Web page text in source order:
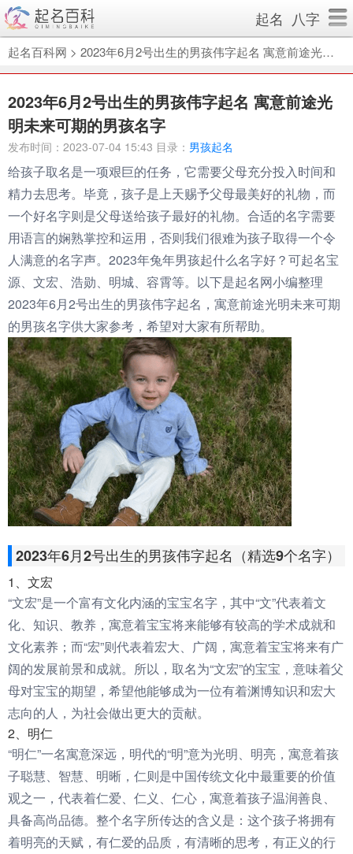
起名 八字
起名百科网 > 2023年6月2号出生的男孩伟字起名 寓意前途光明未来可期的男孩名字
2023年6月2号出生的男孩伟字起名 寓意前途光
明未来可期的男孩名字
发布时间：2023-07-04 15:43 目录： 男孩起名
给孩子取名是一项艰巨的任务，它需要父母充分投入时间和
精力去思考。毕竟，孩子是上天赐予父母最美好的礼物，而
一个好名字则是父母送给孩子最好的礼物。合适的名字需要
用语言的娴熟掌控和运用，否则我们很难为孩子取得一个令
人满意的名字声。2023年兔年男孩起什么名字好？可起名宝
源、文宏、浩勋、明城、容霄等。以下是起名网小编整理
2023年6月2号出生的男孩伟字起名，寓意前途光明未来可期
的男孩名字供大家参考，希望对大家有所帮助。
2023年6月2号出生的男孩伟字起名（精选9个名字）
1、文宏
“文宏”是一个富有文化内涵的宝宝名字，其中“文”代表着文
化、知识、教养，寓意着宝宝将来能够有较高的学术成就和
文化素养；而“宏”则代表着宏大、广阔，寓意着宝宝将来有广
阔的发展前景和成就。所以，取名为“文宏”的宝宝，意味着父
母对宝宝的期望，希望他能够成为一位有着渊博知识和宏大
志向的人，为社会做出更大的贡献。
2、明仁
“明仁”一名寓意深远，明代的“明”意为光明、明亮，寓意着孩
子聪慧、智慧、明晰，仁则是中国传统文化中最重要的价值
观之一，代表着仁爱、仁义、仁心，寓意着孩子温润善良、
具备高尚品德。整个名字所传达的含义是：这个孩子将拥有
着明亮的天赋，有仁爱的品质，有清晰的思考，有正义的行